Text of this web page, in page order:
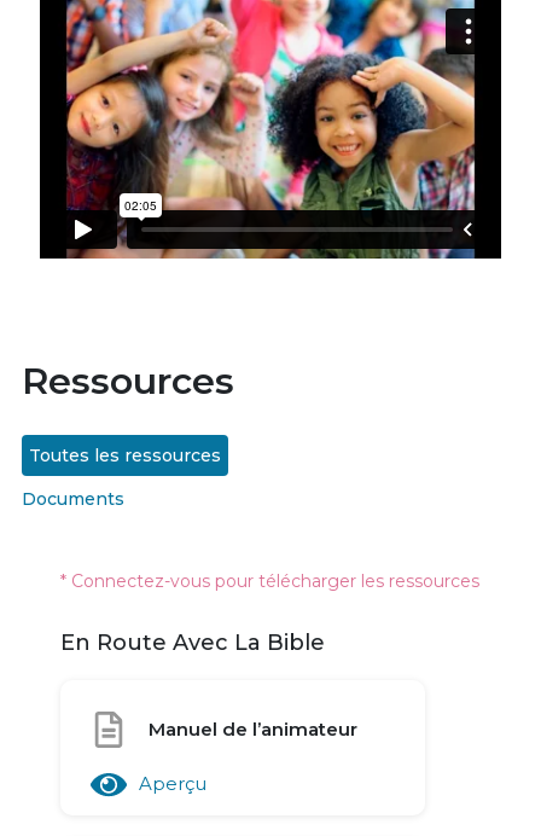
Ressources
Toutes les ressources
Documents
* Connectez-vous pour télécharger les ressources
En Route Avec La Bible
Manuel de l’animateur
Aperçu